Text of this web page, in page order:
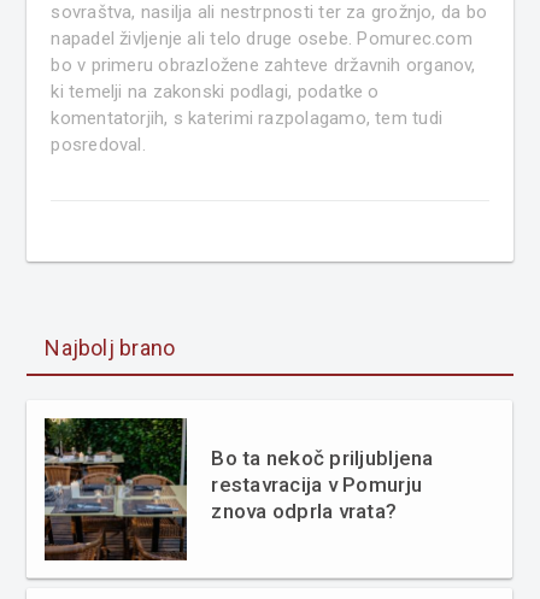
sovraštva, nasilja ali nestrpnosti ter za grožnjo, da bo
napadel življenje ali telo druge osebe. Pomurec.com
bo v primeru obrazložene zahteve državnih organov,
ki temelji na zakonski podlagi, podatke o
komentatorjih, s katerimi razpolagamo, tem tudi
posredoval.
Najbolj brano
Bo ta nekoč priljubljena
restavracija v Pomurju
znova odprla vrata?